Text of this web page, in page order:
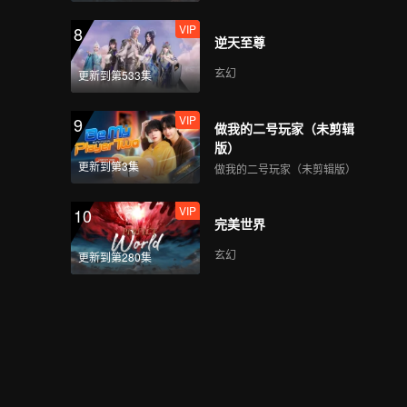
8
更新到第533集
VIP
逆天至尊
玄幻
9
更新到第3集
VIP
做我的二号玩家（未剪辑
版）
做我的二号玩家（未剪辑版）
10
更新到第280集
VIP
完美世界
玄幻